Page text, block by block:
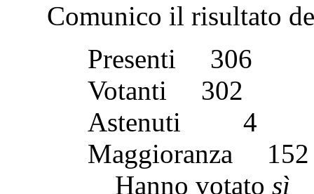
Comunico il risultato
Presenti
Votanti
Astenuti
Maggioranza
Hanno votato sì